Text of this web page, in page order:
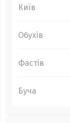
Київ
Обухів
Фастів
Буча